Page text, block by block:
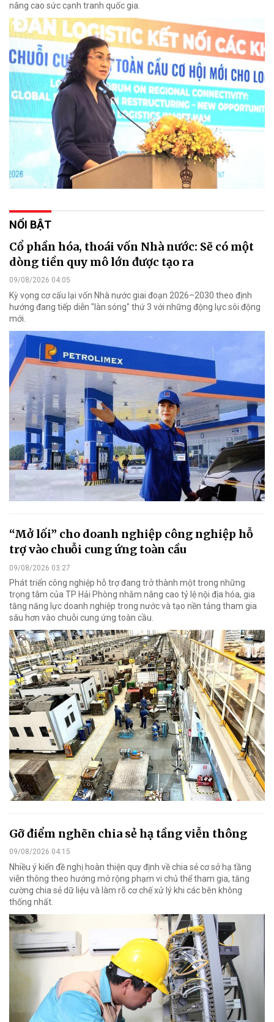
nâng cao sức cạnh tranh quốc gia.
NỔI BẬT
Cổ phần hóa, thoái vốn Nhà nước: Sẽ có một
dòng tiền quy mô lớn được tạo ra
09/08/2026 04:05
Kỳ vọng cơ cấu lại vốn Nhà nước giai đoạn 2026–2030 theo định
hướng đang tiếp diễn "làn sóng" thứ 3 với những động lực sôi động
mới.
“Mở lối” cho doanh nghiệp công nghiệp hỗ
trợ vào chuỗi cung ứng toàn cầu
09/08/2026 03:27
Phát triển công nghiệp hỗ trợ đang trở thành một trong những
trọng tâm của TP Hải Phòng nhằm nâng cao tỷ lệ nội địa hóa, gia
tăng năng lực doanh nghiệp trong nước và tạo nền tảng tham gia
sâu hơn vào chuỗi cung ứng toàn cầu.
Gỡ điểm nghẽn chia sẻ hạ tầng viễn thông
09/08/2026 04:15
Nhiều ý kiến đề nghị hoàn thiện quy định về chia sẻ cơ sở hạ tầng
viễn thông theo hướng mở rộng phạm vi chủ thể tham gia, tăng
cường chia sẻ dữ liệu và làm rõ cơ chế xử lý khi các bên không
thống nhất.